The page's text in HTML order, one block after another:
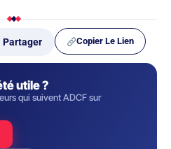
Copier Le Lien
utile ?
qui suivent ADCF sur